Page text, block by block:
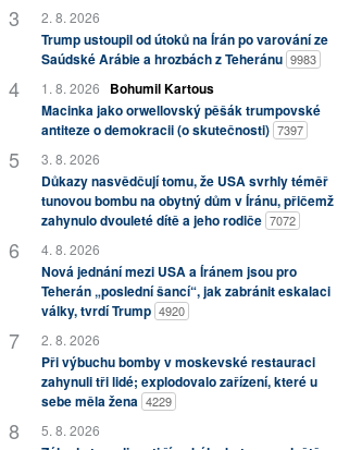
2. 8. 2026
Trump ustoupil od útoků na Írán po varování ze
Saúdské Arábie a hrozbách z Teheránu 9983
1. 8. 2026
Bohumil Kartous
Macinka jako orwellovský pěšák trumpovské
antiteze o demokracii (o skutečnosti) 7397
3. 8. 2026
Důkazy nasvědčují tomu, že USA svrhly téměř
tunovou bombu na obytný dům v Íránu, přičemž
zahynulo dvouleté dítě a jeho rodiče 7072
4. 8. 2026
Nová jednání mezi USA a Íránem jsou pro
Teherán „poslední šancí“, jak zabránit eskalaci
války, tvrdí Trump 4920
2. 8. 2026
Při výbuchu bomby v moskevské restauraci
zahynuli tři lidé; explodovalo zařízení, které u
sebe měla žena 4229
5. 8. 2026